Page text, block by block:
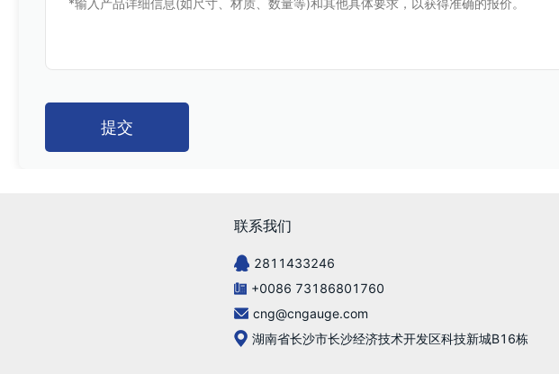
提交
联系我们
2811433246
+0086 73186801760
cng@cngauge.com
湖南省长沙市长沙经济技术开发区科技新城B16栋